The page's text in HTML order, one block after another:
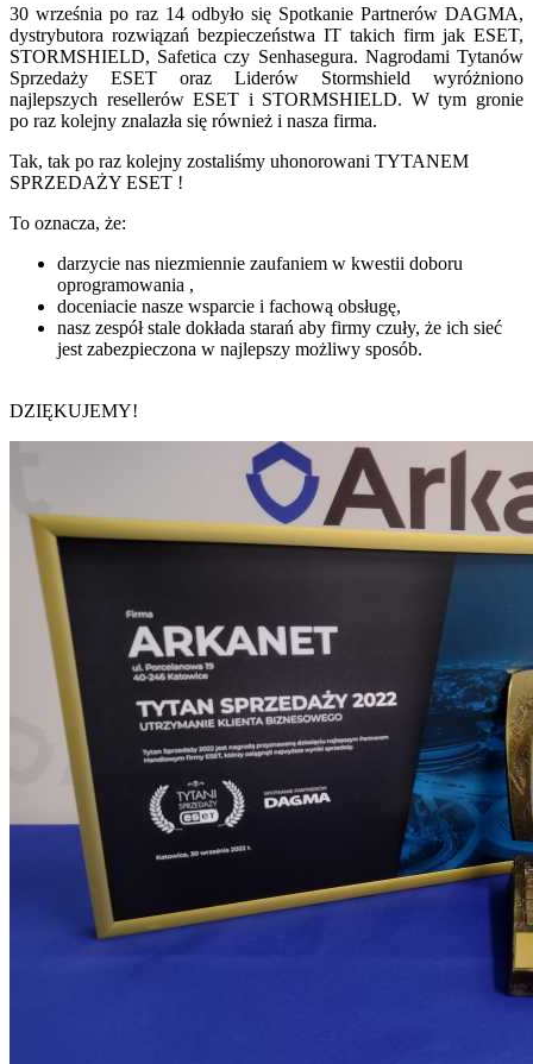
30 września po raz 14 odbyło się Spotkanie Partnerów DAGMA,
dystrybutora rozwiązań bezpieczeństwa IT takich firm jak ESET,
STORMSHIELD, Safetica czy Senhasegura. Nagrodami Tytanów
Sprzedaży ESET oraz Liderów Stormshield wyróżniono
najlepszych resellerów ESET i STORMSHIELD. W tym gronie
po raz kolejny znalazła się również i nasza firma.
Tak, tak po raz kolejny zostaliśmy uhonorowani TYTANEM
SPRZEDAŻY ESET !
To oznacza, że:
darzycie nas niezmiennie zaufaniem w kwestii doboru
oprogramowania ,
doceniacie nasze wsparcie i fachową obsługę,
nasz zespół stale dokłada starań aby firmy czuły, że ich sieć
jest zabezpieczona w najlepszy możliwy sposób.
DZIĘKUJEMY!